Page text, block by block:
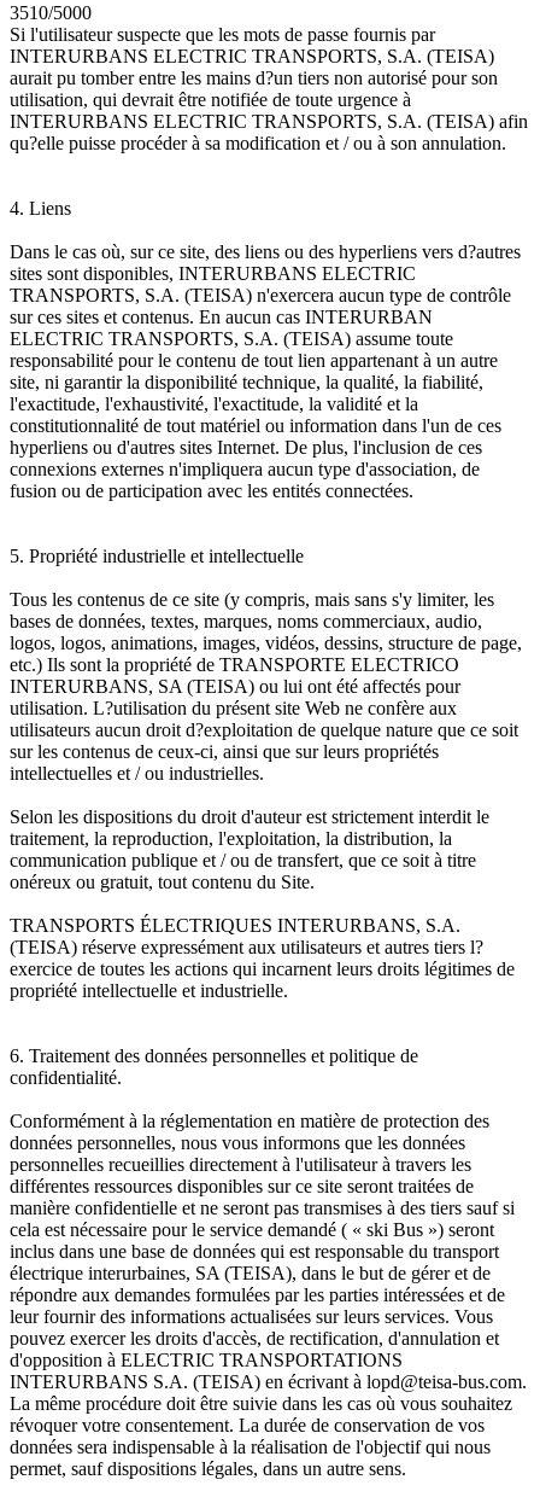
3510/5000
Si l'utilisateur suspecte que les mots de passe fournis par
INTERURBANS ELECTRIC TRANSPORTS, S.A. (TEISA)
aurait pu tomber entre les mains d?un tiers non autorisé pour son
utilisation, qui devrait être notifiée de toute urgence à
INTERURBANS ELECTRIC TRANSPORTS, S.A. (TEISA) afin
qu?elle puisse procéder à sa modification et / ou à son annulation.
4. Liens
Dans le cas où, sur ce site, des liens ou des hyperliens vers d?autres
sites sont disponibles, INTERURBANS ELECTRIC
TRANSPORTS, S.A. (TEISA) n'exercera aucun type de contrôle
sur ces sites et contenus. En aucun cas INTERURBAN
ELECTRIC TRANSPORTS, S.A. (TEISA) assume toute
responsabilité pour le contenu de tout lien appartenant à un autre
site, ni garantir la disponibilité technique, la qualité, la fiabilité,
l'exactitude, l'exhaustivité, l'exactitude, la validité et la
constitutionnalité de tout matériel ou information dans l'un de ces
hyperliens ou d'autres sites Internet. De plus, l'inclusion de ces
connexions externes n'impliquera aucun type d'association, de
fusion ou de participation avec les entités connectées.
5. Propriété industrielle et intellectuelle
Tous les contenus de ce site (y compris, mais sans s'y limiter, les
bases de données, textes, marques, noms commerciaux, audio,
logos, logos, animations, images, vidéos, dessins, structure de page,
etc.) Ils sont la propriété de TRANSPORTE ELECTRICO
INTERURBANS, SA (TEISA) ou lui ont été affectés pour
utilisation. L?utilisation du présent site Web ne confère aux
utilisateurs aucun droit d?exploitation de quelque nature que ce soit
sur les contenus de ceux-ci, ainsi que sur leurs propriétés
intellectuelles et / ou industrielles.
Selon les dispositions du droit d'auteur est strictement interdit le
traitement, la reproduction, l'exploitation, la distribution, la
communication publique et / ou de transfert, que ce soit à titre
onéreux ou gratuit, tout contenu du Site.
TRANSPORTS ÉLECTRIQUES INTERURBANS, S.A.
(TEISA) réserve expressément aux utilisateurs et autres tiers l?
exercice de toutes les actions qui incarnent leurs droits légitimes de
propriété intellectuelle et industrielle.
6. Traitement des données personnelles et politique de
confidentialité.
Conformément à la réglementation en matière de protection des
données personnelles, nous vous informons que les données
personnelles recueillies directement à l'utilisateur à travers les
différentes ressources disponibles sur ce site seront traitées de
manière confidentielle et ne seront pas transmises à des tiers sauf si
cela est nécessaire pour le service demandé ( « ski Bus ») seront
inclus dans une base de données qui est responsable du transport
électrique interurbaines, SA (TEISA), dans le but de gérer et de
répondre aux demandes formulées par les parties intéressées et de
leur fournir des informations actualisées sur leurs services. Vous
pouvez exercer les droits d'accès, de rectification, d'annulation et
d'opposition à ELECTRIC TRANSPORTATIONS
INTERURBANS S.A. (TEISA) en écrivant à lopd@teisa-bus.com.
La même procédure doit être suivie dans les cas où vous souhaitez
révoquer votre consentement. La durée de conservation de vos
données sera indispensable à la réalisation de l'objectif qui nous
permet, sauf dispositions légales, dans un autre sens.